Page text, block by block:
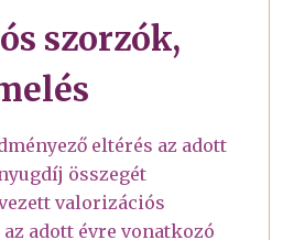
szorzók,
eltérés az adott
összegét
valorizációs
adott évre vonatkozó